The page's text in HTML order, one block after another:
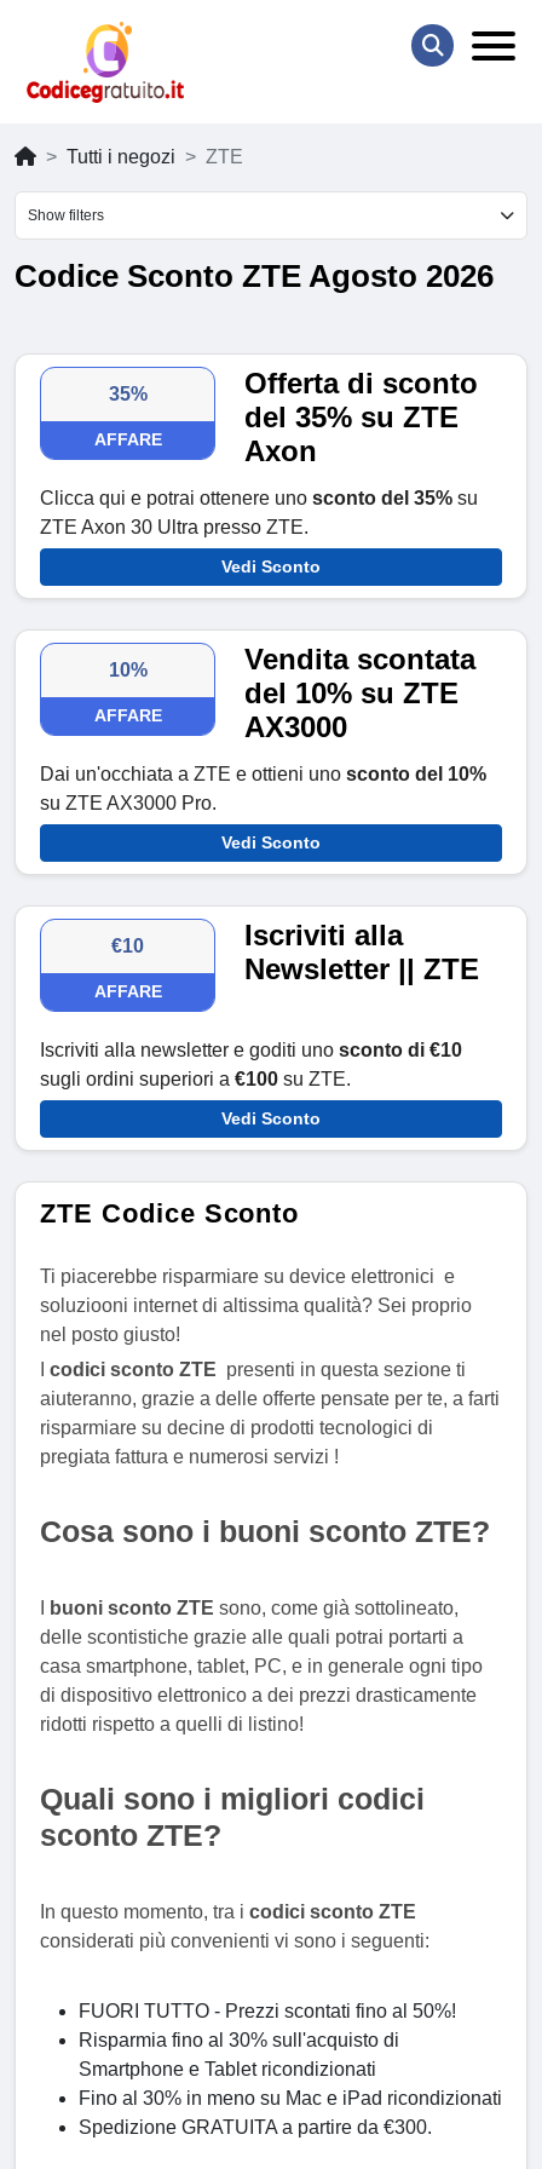
Tutti i negozi ZTE
Show filters
Codice Sconto ZTE Agosto 2026
35%
AFFARE
Offerta di sconto
del 35% su ZTE
Axon
Clicca qui e potrai ottenere uno sconto del 35% su
ZTE Axon 30 Ultra presso ZTE.
Vedi Sconto
10%
AFFARE
Vendita scontata
del 10% su ZTE
AX3000
Dai un'occhiata a ZTE e ottieni uno sconto del 10%
su ZTE AX3000 Pro.
Vedi Sconto
€10
AFFARE
Iscriviti alla
Newsletter || ZTE
Iscriviti alla newsletter e goditi uno sconto di €10
sugli ordini superiori a €100 su ZTE.
Vedi Sconto
ZTE Codice Sconto
Ti piacerebbe risparmiare su device elettronici e
soluziooni internet di altissima qualità? Sei proprio
nel posto giusto!
codici sconto ZTE presenti in questa sezione ti
aiuteranno, grazie a delle offerte pensate per te, a farti
risparmiare su decine di prodotti tecnologici di
pregiata fattura e numerosi servizi !
Cosa sono i buoni sconto ZTE?
buoni sconto ZTE sono, come già sottolineato,
delle scontistiche grazie alle quali potrai portarti a
casa smartphone, tablet, PC, e in generale ogni tipo
di dispositivo elettronico a dei prezzi drasticamente
ridotti rispetto a quelli di listino!
Quali sono i migliori codici
sconto ZTE?
In questo momento, tra i codici sconto ZTE
considerati più convenienti vi sono i seguenti:
FUORI TUTTO - Prezzi scontati fino al 50%!
Risparmia fino al 30% sull'acquisto di
Smartphone e Tablet ricondizionati
Fino al 30% in meno su Mac e iPad ricondizionati
Spedizione GRATUITA a partire da €300.